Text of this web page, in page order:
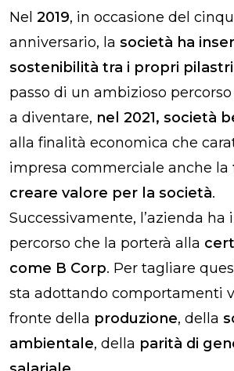
Nel 2019, in occasione del
anniversario, la società ha
sostenibilità tra i propri pilastri
passo di un ambizioso
a diventare, nel 2021, società
alla finalità economica che
impresa commerciale anche la
creare valore per la società.
Successivamente, l’azienda ha
percorso che la porterà alla
come B Corp. Per tagliare
sta adottando comportamenti
fronte della produzione, della
ambientale, della parità di